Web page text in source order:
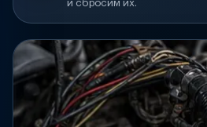
и сбросим их.